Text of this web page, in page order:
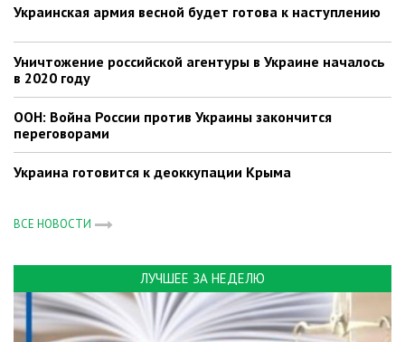
Украинская армия весной будет готова к наступлению
Уничтожение российской агентуры в Украине началось
в 2020 году
ООН: Война России против Украины закончится
переговорами
Украина готовится к деоккупации Крыма
ВСЕ НОВОСТИ
ЛУЧШЕЕ ЗА НЕДЕЛЮ